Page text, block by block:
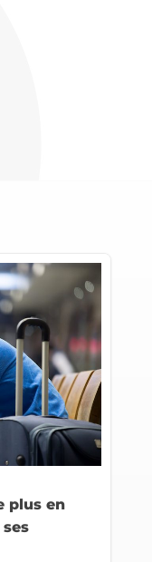
plus en